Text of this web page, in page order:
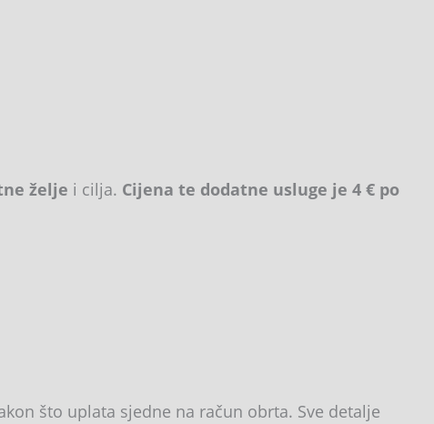
želje i cilja. Cijena te dodatne usluge je 4 € po
što uplata sjedne na račun obrta. Sve detalje